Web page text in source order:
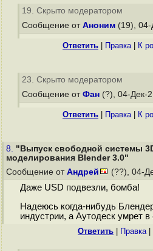
19. Скрыто модератором
Сообщение от Аноним (19), 04-
Ответить Правка| К
23. Скрыто модератором
Сообщение от Фан (?), 04-Дек-
Ответить Правка| К
8. "Выпуск свободной системы
моделирования Blender 3.0"
Сообщение от Андрей (??), 04-
Даже USD подвезли, бомба!
Надеюсь когда-нибудь
индустрии, а Аутодеск умрет
Ответить Правка|